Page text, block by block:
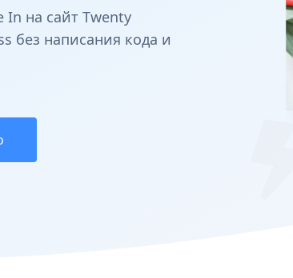
In на сайт Twenty
без написания кода и